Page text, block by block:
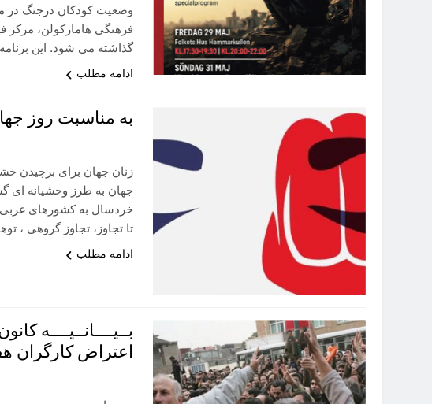
وضعیت کودکان درجنگ در
فرهنگی هامارکولن، مرکز
گذاشته می شود. این
ادامه مطلب
به مناسبت روز
زنان جهان برای برچيدن
جهان به طرز وحشیانه ای
خردسال به کشورهای غربی
تا تجاوز، تجاوز گروهی ،
ادامه مطلب
اعتراض کارگران